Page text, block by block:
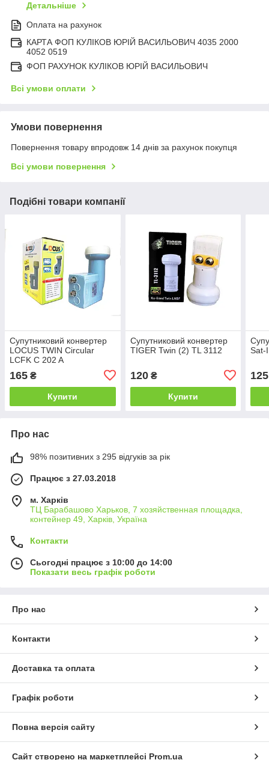
Детальніше
Оплата на рахунок
КАРТА ФОП КУЛІКОВ ЮРІЙ ВАСИЛЬОВИЧ 4035 2000
4052 0519
ФОП РАХУНОК КУЛІКОВ ЮРІЙ ВАСИЛЬОВИЧ
Всі умови оплати
Умови повернення
Повернення товару впродовж 14 днів за рахунок покупця
Всі умови повернення
Подібні товари компанії
Супутниковий конвертер
LOCUS TWIN Circular
LCFK C 202 A
165 ₴
Купити
Супутниковий конвертер
TIGER Twin (2) TL 3112
120₴
Купити
Sat-
125
Про нас
98% позитивних з 295 відгуків за рік
Працює з 27.03.2018
м. Харків
ТЦ Барабашово Харьков, 7 хозяйственная площадка,
контейнер 49, Харків, Україна
Контакти
Сьогодні працює з 10:00 до 14:00
Показати весь графік роботи
Про нас
Контакти
Доставка та оплата
Графік роботи
Повна версія сайту
Сайт створено на маркетплейсі Prom.ua